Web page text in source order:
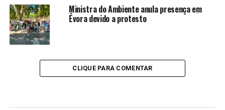
Ministra do Ambiente anula presença em
Évora devido a protesto
CLIQUE PARA COMENTAR